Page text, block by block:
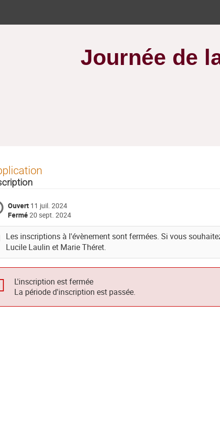
Journée de
Ouvert 11 juil. 2024
Fermé20 sept. 2024
Les inscriptions à l'évènement sont fermées. Si vous
Lucile Laulin et Marie Théret.
L'inscription est fermée
La période d'inscription est passée.